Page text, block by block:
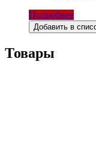
Подробнее
Добавить в
Товары